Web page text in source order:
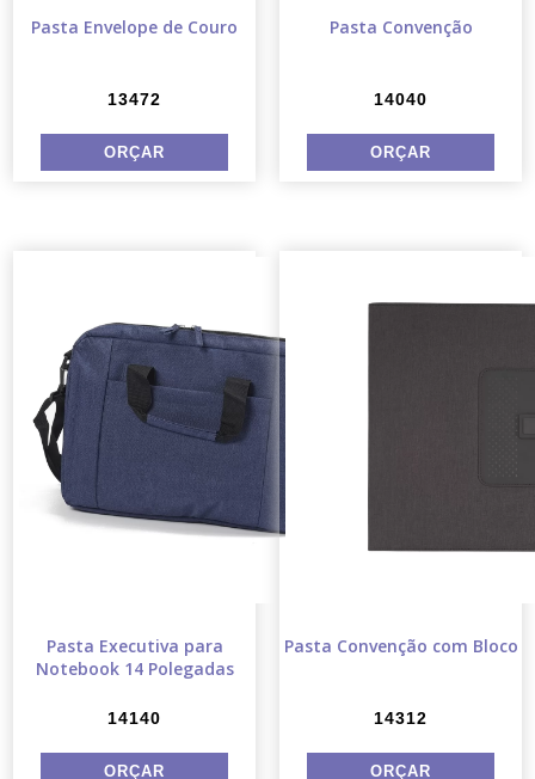
Pasta Envelope de Couro
13472
Pasta Convenção
14040
Pasta Executiva para
Notebook 14 Polegadas
14140
Pasta Convenção com Bloco
14312